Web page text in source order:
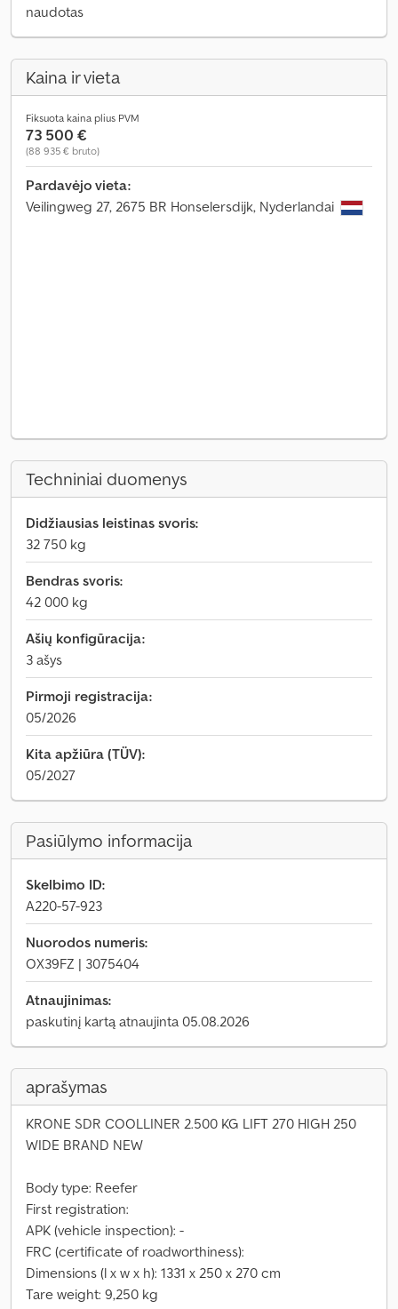
naudotas
Kaina ir vieta
Fiksuota kaina plius PVM
73 500 €
(88 935 € bruto)
Pardavėjo vieta:
Veilingweg 27, 2675 BR Honselersdijk, Nyderlandai
Techniniai duomenys
Didžiausias leistinas svoris:
32 750 kg
Bendras svoris:
42 000 kg
Ašių konfigūracija:
3 ašys
Pirmoji registracija:
05/2026
Kita apžiūra (TÜV):
05/2027
Pasiūlymo informacija
Skelbimo ID:
A220-57-923
Nuorodos numeris:
OX39FZ | 3075404
Atnaujinimas:
paskutinį kartą atnaujinta 05.08.2026
aprašymas
KRONE SDR COOLLINER 2.500 KG LIFT 270 HIGH 250
WIDE BRAND NEW
Body type: Reefer
First registration:
APK (vehicle inspection): -
FRC (certificate of roadworthiness):
Dimensions (l x w x h): 1331 x 250 x 270 cm
Tare weight: 9,250 kg